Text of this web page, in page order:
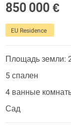
850 000 €
EU Residence
Площадь земли:
5 спален
4 ванные
Сад